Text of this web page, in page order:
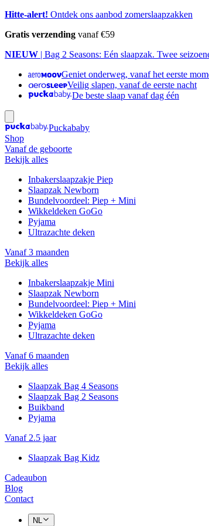
Hitte-alert! Ontdek ons aanbod zomerslaapzakken
Gratis verzending vanaf €59
NIEUW | Bag 2 Seasons: Eén slaapzak. Twee
Geniet onderweg, vanaf het eerste
Veilig slapen, vanaf de eerste nacht
De beste slaap vanaf dag één
Puckababy
Shop
Vanaf de geboorte
Bekijk alles
Inbakerslaapzakje Piep
Slaapzak Newborn
Bundelvoordeel: Piep + Mini
Wikkeldeken GoGo
Pyjama
Ultrazachte deken
Vanaf 3 maanden
Bekijk alles
Inbakerslaapzakje Mini
Slaapzak Newborn
Bundelvoordeel: Piep + Mini
Wikkeldeken GoGo
Pyjama
Ultrazachte deken
Vanaf 6 maanden
Bekijk alles
Slaapzak Bag 4 Seasons
Slaapzak Bag 2 Seasons
Buikband
Pyjama
Vanaf 2.5 jaar
Slaapzak Bag Kidz
Cadeaubon
Blog
Contact
NL